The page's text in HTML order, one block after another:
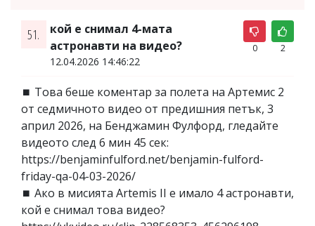
51.
кой е снимал 4-мата
астронавти на видео?
12.04.2026 14:46:22
0 2
⏹ Това беше коментар за полета на Артемис 2
от седмичното видео от предишния петък, 3
април 2026, на Бенджамин Фулфорд, гледайте
видеото след 6 мин 45 сек:
https://benjaminfulford.net/benjamin-fulford-
friday-qa-04-03-2026/
⏹ Ако в мисията Artemis II е имало 4 астронавти,
кой е снимал това видео?